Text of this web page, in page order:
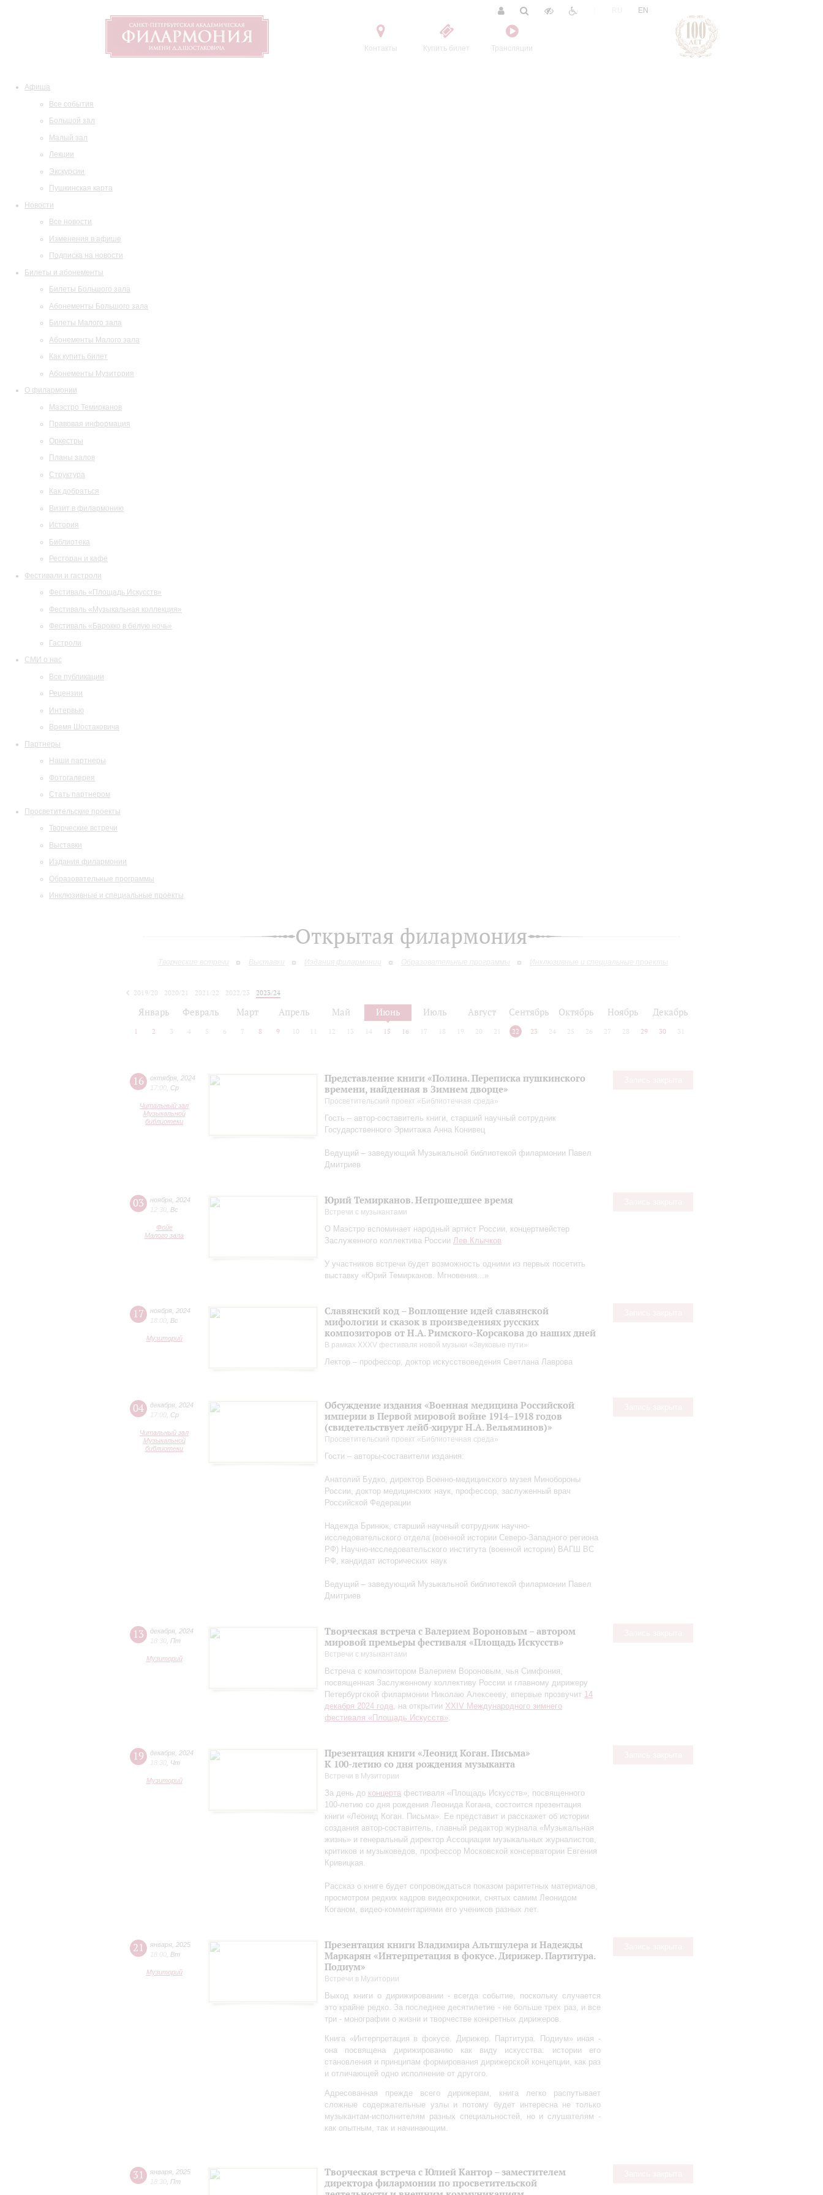
Контакты Купить билет Трансляции
EN
Афиша
Все события
Большой зал
Малый зал
Лекции
Экскурсии
Пушкинская карта
Новости
Все новости
Изменения в афише
Подписка на новости
Билеты и абонементы
Билеты Большого зала
Абонементы Большого зала
Билеты Малого зала
Абонементы Малого зала
Как купить билет
Абонементы Музитория
О филармонии
Маэстро Темирканов
Правовая информация
Оркестры
Планы залов
Структура
Как добраться
Визит в филармонию
История
Библиотека
Ресторан и кафе
Фестивали и гастроли
Фестиваль «Площадь Искусств»
Фестиваль «Музыкальная коллекция»
Фестиваль «Барокко в белую ночь»
Гастроли
СМИ о нас
Все публикации
Рецензии
Интервью
Время Шостаковича
Партнеры
Наши партнеры
Фотогалерея
Стать партнером
Просветительские проекты
Творческие встречи
Выставки
Издания филармонии
Образовательные программы
Инклюзивные и специальные проекты
Открытая филармония
Творческие встречи Выставки Издания филармонии Образовательные программы Инклюзивные и специальные проекты
2019/20 2020/21 2021/22 2022/23
2023/24
Январь Февраль Март Апрель Май Июнь Июль Август Сентябрь Октябрь Ноябрь Декабрь
1 2 3 4 5 6 7 8 9 10 12 13 14 15 16 17 18 19 20 21 22 23 24 25 26 27 28 29 30 31
16 октября 2024
17:00 Ср
Читальный зал
Музыкальной
библиотеки
Представление книги «Полина. Переписка пушкинского
времени, найденная в Зимнем дворце»
Просветительский проект «Библиотечная среда»
Гость – автор-составитель книги, старший научный сотрудник
Государственного Эрмитажа Анна Конивец
Ведущий – заведующий Музыкальной библиотекой филармонии Павел
Дмитриев
03 ноября 2024
12:30 Вс
Фойе
Малого зала
Юрий Темирканов. Непрошедшее время
Встречи с музыкантами
О Маэстро вcпоминает народный артист России, концертмейстер
Заслуженного коллектива России Лев Клычков
У участников встречи будет возможность одними из первых посетить
выставку «Юрий Темирканов. Мгновения...»
17 ноября 2024
18:00 Вс
Музиторий
Славянский код – Воплощение идей славянской
мифологии и сказок в произведениях русских
композиторов от Н.А. Римского-Корсакова до наших дней
В рамках XXXV фестиваля новой музыки «Звуковые пути»
Лектор – профессор, доктор искусствоведения Светлана Лаврова
04 декабря 2024
17:00 Ср
Читальный зал
Музыкальной
библиотеки
Обсуждение издания «Военная медицина Российской
империи в Первой мировой войне 1914–1918 годов
(свидетельствует лейб-хирург Н.А. Вельяминов)»
Просветительский проект «Библиотечная среда»
Гости – авторы-составители издания:
Анатолий Будко, директор Военно-медицинского музея Минобороны
России, доктор медицинских наук, профессор, заслуженный врач
Российской Федерации
Надежда Бринюк, старший научный сотрудник научно-
исследовательского отдела (военной истории Северо-Западного региона
РФ) Научно-исследовательского института (военной истории) ВАГШ ВС
РФ, кандидат исторических наук
Ведущий – заведующий Музыкальной библиотекой филармонии Павел
Дмитриев
13 декабря 2024
18:30 Пт
Музиторий
Творческая встреча с Валерием Вороновым – автором
мировой премьеры фестиваля «Площадь Искусств»
Встречи с музыкантами
Встреча с композитором Валерием Вороновым, чья Симфония,
посвященная Заслуженному коллективу России и главному дирижеру
Петербургской филармонии Николаю Алексееву, впервые прозвучит 14
декабря 2024 года, на открытии XXIV Международного зимнего
фестиваля «Площадь Искусств».
19 декабря 2024
18:30 Чт
Музиторий
Презентация книги «Леонид Коган. Письма»
К 100-летию со дня рождения музыканта
Встречи в Музитории
За день до концерта фестиваля «Площадь Искусств», посвященного
100-летию со дня рождения Леонида Когана, состоится презентация
книги «Леонид Коган. Письма». Ее представит и расскажет об истории
создания автор-составитель, главный редактор журнала «Музыкальная
жизнь» и генеральный директор Ассоциации музыкальных журналистов,
критиков и музыковедов, профессор Московской консерватории Евгения
Кривицкая.
Рассказ о книге будет сопровождаться показом раритетных материалов,
просмотром редких кадров видеохроники, снятых самим Леонидом
Коганом, видео-комментариями его учеников разных лет.
21 января 2025
18:00 Вт
Музиторий
Презентация книги Владимира Альтшулера и Надежды
Маркарян «Интерпретация в фокусе. Дирижер. Партитура.
Подиум»
Встречи в Музитории
Выход книги о дирижировании - всегда событие, поскольку случается
это крайне редко. За последнее десятилетие - не больше трех раз, и все
три - монографии о жизни и творчестве конкретных дирижеров.
Книга «Интерпретация в фокусе. Дирижер. Партитура. Подиум» иная -
она посвящена дирижированию как виду искусства: истории его
становления и принципам формирования дирижерской концепции, как раз
и отличающей одно исполнение от другого.
Адресованная прежде всего дирижерам, книга легко распутывает
сложные содержательные узлы и потому будет интересна не только
музыкантам-исполнителям разных специальностей, но и слушателям -
как опытным, так и начинающим.
31 января 2025
18:30 Пт
Творческая встреча с Юлией Кантор – заместителем
директора филармонии по просветительской